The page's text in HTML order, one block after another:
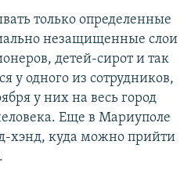
только определенные
незащищенные слои
детей-сирот и так
у одного из сотрудников,
у них на весь город
Еще в Мариуполе
хэнд, куда можно прийти